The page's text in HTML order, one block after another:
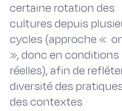
certaine rotation des
cultures depuis
cycles (approche «
», donc en conditions
réelles), afin de
diversité des
des contextes